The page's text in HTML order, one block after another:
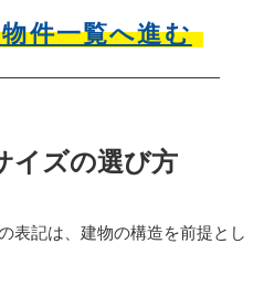
件一覧へ進む
イズの選び方
表記は、建物の構造を前提とし